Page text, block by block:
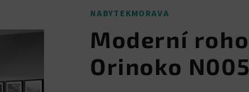
NABYTEKMORAVA
Moderní
Orinoko N005